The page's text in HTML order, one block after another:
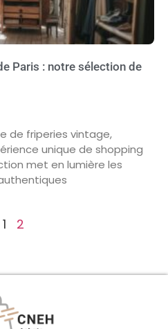
Paris : notre sélection de
de friperies vintage,
unique de shopping
met en lumière les
1 2